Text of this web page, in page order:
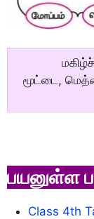
மூட்டை,
பயனுள்ள
Class 4th